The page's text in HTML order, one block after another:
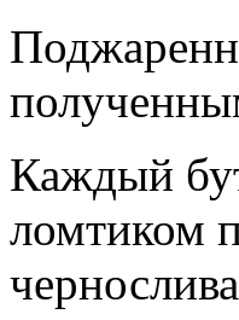
Каждый
ломтиком